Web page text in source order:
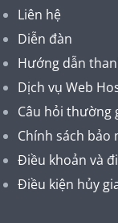
Liên hệ
Diễn đàn
Hướng dẫn
Dịch vụ Web
Câu hỏi thường
Chính sách bảo
Điều khoản và
Điều kiện hủy